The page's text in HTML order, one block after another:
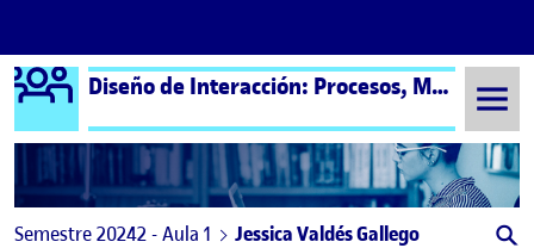
Saltar al contenido
Logo Ágora Diseño de Interacción: Procesos, Métodos y Técnicas – Aula 1
Semestre 20242 - Aula 1 Jessica Valdés Gallego